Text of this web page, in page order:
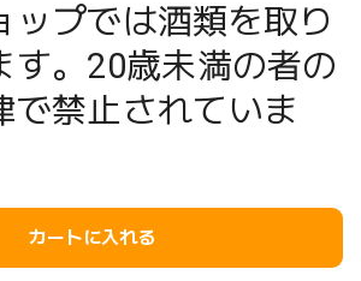
ップでは酒類を取り
す。20歳未満の者の
で禁止されていま
カートに入れる